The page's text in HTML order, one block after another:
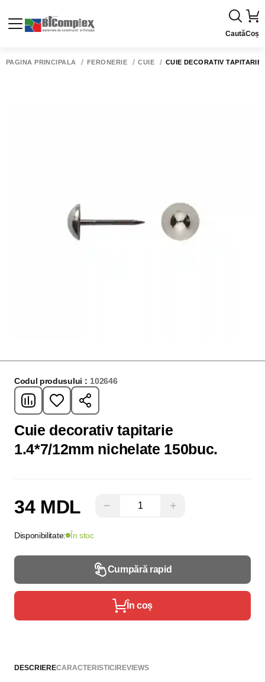
CautăCoș
PAGINA PRINCIPALĂ FERONERIE CUIE CUIE DECORATIV
Codul produsului : 102646
Cuie decorativ tapitarie
1.4*7/12mm nichelate 150buc.
34 MDL − +
Disponibilitate: În stoc
Cumpără rapid
În coș
DESCRIERECARACTERISTICIREVIEWS